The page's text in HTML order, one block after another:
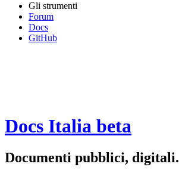
Gli strumenti
Forum
Docs
GitHub
Docs Italia beta
Documenti pubblici, digitali.